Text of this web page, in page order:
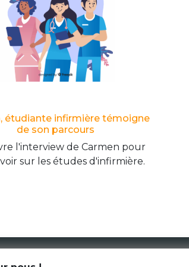
étudiante infirmière témoigne
de son parcours
l'interview de Carmen pour
sur les études d'infirmière.